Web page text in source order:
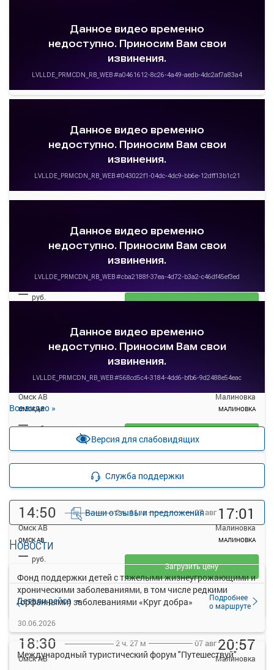
Детали рейса
Подробнее
Загрузить цену
МАЛИНОВКА
Загрузить цену
14:15
ОМСК АВ МАЛИНОВКА
Детали рейса
о маршруте
— руб.
Загрузить цену
14:30
Омск АВ
ОМСК АВ
1 ч. 32 м 07 авг16:02
Малиновка
МАЛИНОВКА
Подробнее
— руб.
14:50
Омск АВ
ОМСК АВ
2 ч. 11 м 07 авг 17:01
Малиновка
МАЛИНОВКА
Детали рейса
Подробнее
о маршруте
— руб.
Загрузить цену
18:30
Омск АВ
2 ч. 27 м 07 авг20:57
Малиновка
Все видео »
Версия для слабовидящих
Служба поддержки
Ваши отзывы и предложения
Новости
Фонд поддержки детей с тяжелыми жизнеугрожающими и
хроническими заболеваниями, в том числе редкими
(орфанными) заболеваниями «Круг добра»
30.06.2026
Международный туристический форум "Путешествуй"